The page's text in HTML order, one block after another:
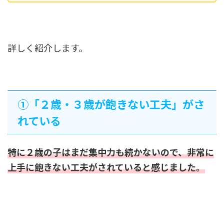
詳しく紹介します。
➀「２歳・３歳が飽きない工夫」がさ
れている
特に２歳の子はまだ集中力も続かないので、非常に
上手に飽きない工夫がされていると感じました。